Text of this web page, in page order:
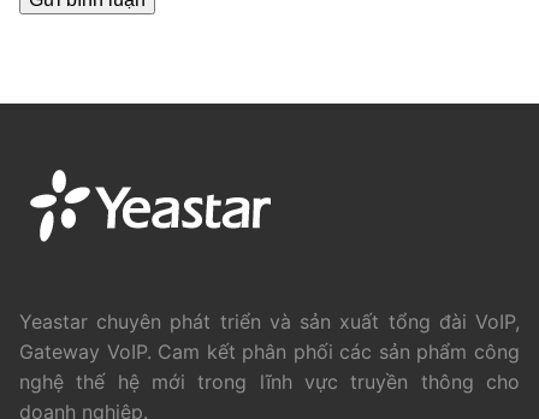
Yeastar chuyên phát triển và sản xuất tổng đài VoIP,
Gateway VoIP. Cam kết phân phối các sản phẩm công
nghệ thế hệ mới trong lĩnh vực truyền thông cho
doanh nghiệp.